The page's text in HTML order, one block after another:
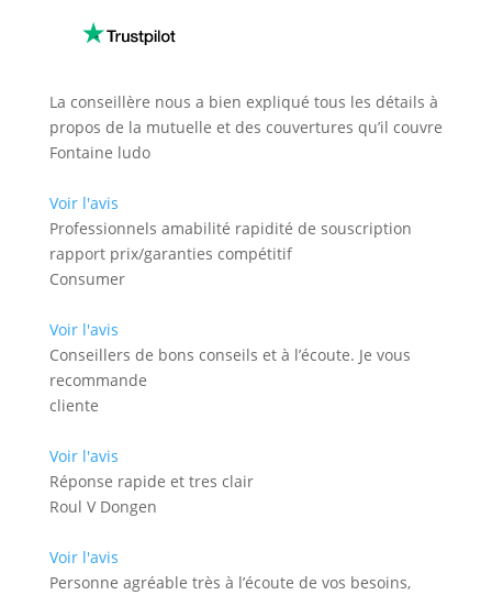
La conseillère nous a bien expliqué tous les détails à
propos de la mutuelle et des couvertures qu’il couvre
Fontaine ludo
Voir l'avis
Professionnels amabilité rapidité de souscription
rapport prix/garanties compétitif
Consumer
Voir l'avis
Conseillers de bons conseils et à l’écoute. Je vous
recommande
cliente
Voir l'avis
Réponse rapide et tres clair
Roul V Dongen
Voir l'avis
Personne agréable très à l’écoute de vos besoins,